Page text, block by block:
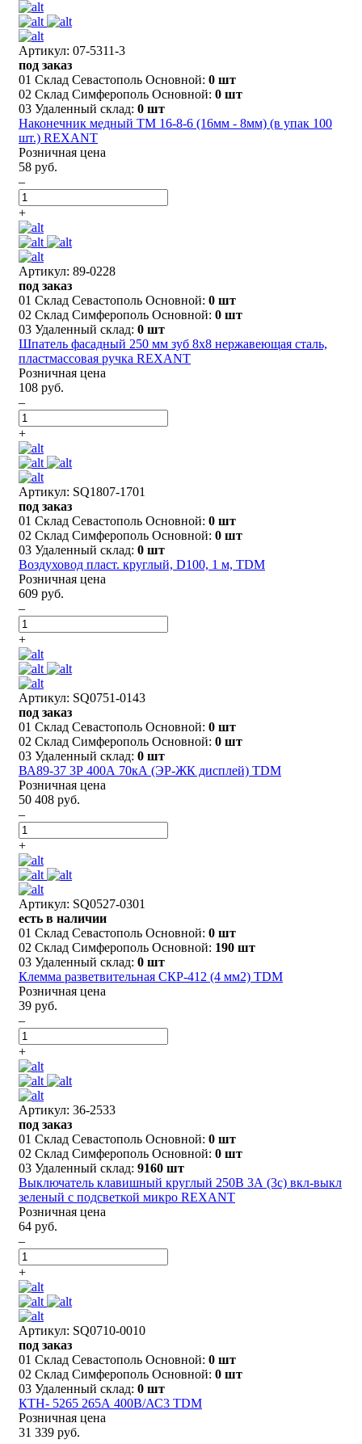
Артикул: 07-5311-3
под заказ
01 Склад Севастополь Основной: 0 шт
02 Склад Симферополь Основной: 0 шт
03 Удаленный склад: 0 шт
Наконечник медный ТМ 16-8-6 (16мм - 8мм) (в упак 100
шт.) REXANT
Розничная цена
58 руб.
–
+
Артикул: 89-0228
под заказ
01 Склад Севастополь Основной: 0 шт
02 Склад Симферополь Основной: 0 шт
03 Удаленный склад: 0 шт
Шпатель фасадный 250 мм зуб 8х8 нержавеющая сталь,
пластмассовая ручка REXANT
Розничная цена
108 руб.
–
+
Артикул: SQ1807-1701
под заказ
01 Склад Севастополь Основной: 0 шт
02 Склад Симферополь Основной: 0 шт
03 Удаленный склад: 0 шт
Воздуховод пласт. круглый, D100, 1 м, TDM
Розничная цена
609 руб.
–
+
Артикул: SQ0751-0143
под заказ
01 Склад Севастополь Основной: 0 шт
02 Склад Симферополь Основной: 0 шт
03 Удаленный склад: 0 шт
ВА89-37 3Р 400А 70кА (ЭР-ЖК дисплей) TDM
Розничная цена
50 408 руб.
–
+
Артикул: SQ0527-0301
есть в наличии
01 Склад Севастополь Основной: 0 шт
02 Склад Симферополь Основной: 190 шт
03 Удаленный склад: 0 шт
Клемма разветвительная СКР-412 (4 мм2) TDM
Розничная цена
39 руб.
–
+
Артикул: 36-2533
под заказ
01 Склад Севастополь Основной: 0 шт
02 Склад Симферополь Основной: 0 шт
03 Удаленный склад: 9160 шт
Выключатель клавишный круглый 250В 3А (3с) вкл-выкл
зеленый с подсветкой микро REXANT
Розничная цена
64 руб.
–
+
Артикул: SQ0710-0010
под заказ
01 Склад Севастополь Основной: 0 шт
02 Склад Симферополь Основной: 0 шт
03 Удаленный склад: 0 шт
КТН- 5265 265А 400В/АС3 TDM
Розничная цена
31 339 руб.